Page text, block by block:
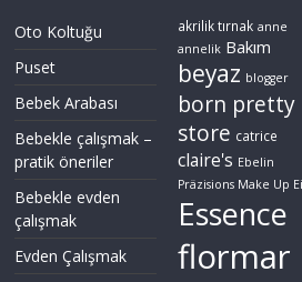
Oto Koltuğu
Puset
Bebek Arabası
Bebekle çalışmak –
pratik öneriler
Bebekle evden
çalışmak
Evden Çalışmak
akrilik tırnak anne
annelik Bakım
beyaz blogger
born pretty
store catrice
claire's Ebelin
Präzisions Make Up Ei
Essence
flormar